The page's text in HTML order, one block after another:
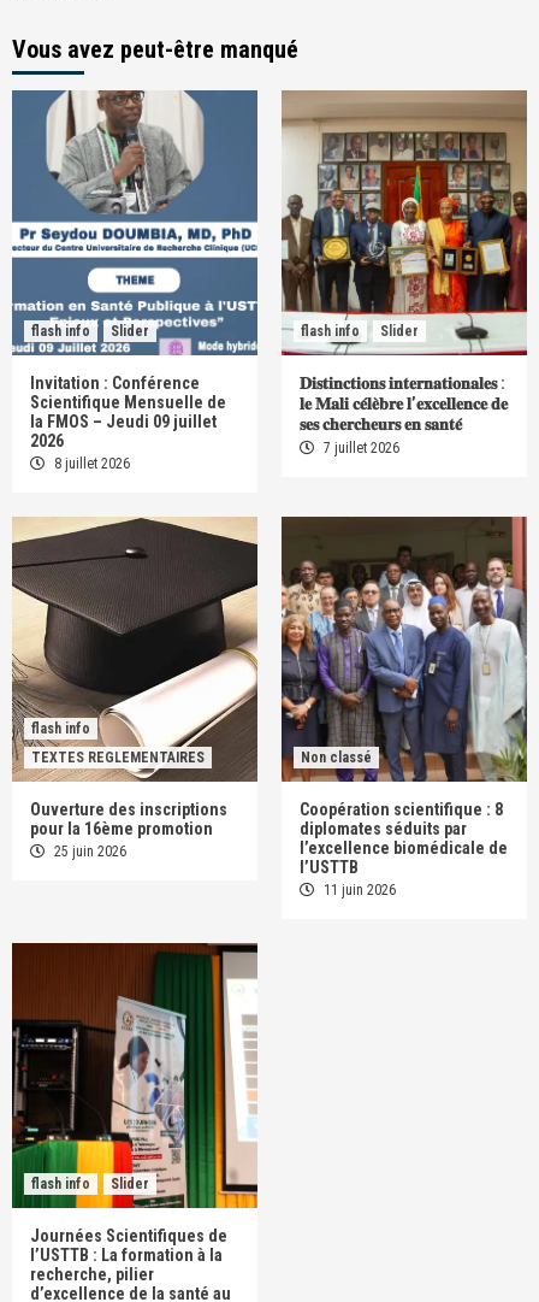
Vous avez peut-être manqué
flash info Slider
Invitation : Conférence
Scientifique Mensuelle de
la FMOS – Jeudi 09 juillet
2026
8 juillet 2026
flash info Slider
𝐃𝐢𝐬𝐭𝐢𝐧𝐜𝐭𝐢𝐨𝐧𝐬 𝐢𝐧𝐭𝐞𝐫𝐧𝐚𝐭𝐢𝐨𝐧𝐚𝐥𝐞𝐬 :
𝐥𝐞 𝐌𝐚𝐥𝐢 𝐜𝐞́𝐥𝐞̀𝐛𝐫𝐞 𝐥’𝐞𝐱𝐜𝐞𝐥𝐥𝐞𝐧𝐜𝐞 𝐝𝐞
𝐬𝐞𝐬 𝐜𝐡𝐞𝐫𝐜𝐡𝐞𝐮𝐫𝐬 𝐞𝐧 𝐬𝐚𝐧𝐭𝐞́
7 juillet 2026
flash info
TEXTES REGLEMENTAIRES
Ouverture des inscriptions
pour la 16ème promotion
25 juin 2026
Non classé
Coopération scientifique : 8
diplomates séduits par
l’excellence biomédicale de
l’USTTB
11 juin 2026
flash info Slider
Journées Scientifiques de
l’USTTB : La formation à la
recherche, pilier
d’excellence de la santé au